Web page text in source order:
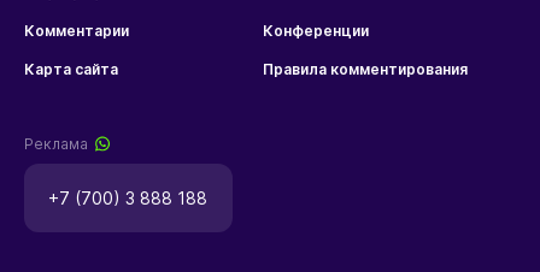
Комментарии Конференции
Карта сайта Правила комментирования
Реклама
+7 (700) 3 888 188